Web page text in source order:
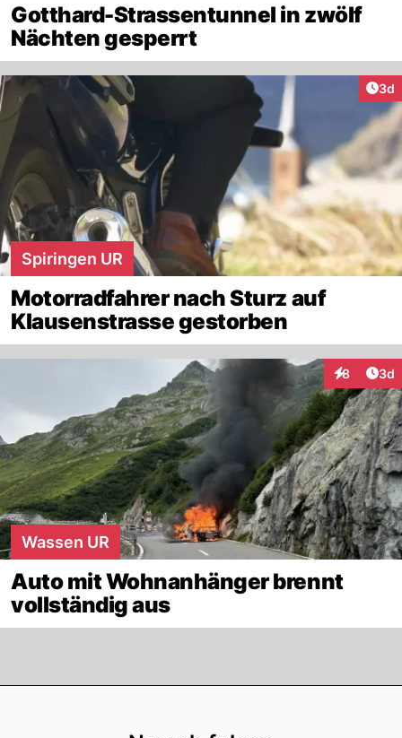
Gotthard-Strassentunnel in zwölf
Nächten gesperrt
3d
Spiringen UR
Motorradfahrer nach Sturz auf
Klausenstrasse gestorben
8 3d
Wassen UR
Auto mit Wohnanhänger brennt
vollständig aus